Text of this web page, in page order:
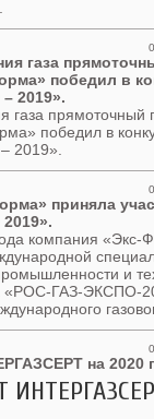
газа
победил в
2019».
газа прямоточный
победил в
2019».
приняла
компания «Экс-
и
«РОС-ГАЗ-ЭКСПО-
на 2020